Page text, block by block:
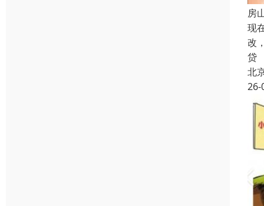
房
现
改
贷
北
26-